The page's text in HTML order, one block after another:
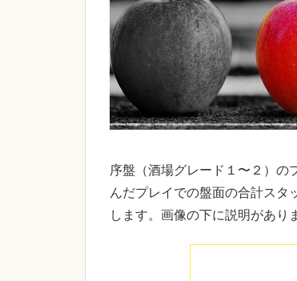
序盤（酒場グレード１〜２）の
んだプレイでの盤面の合計スタ
します。画像の下に説明があり